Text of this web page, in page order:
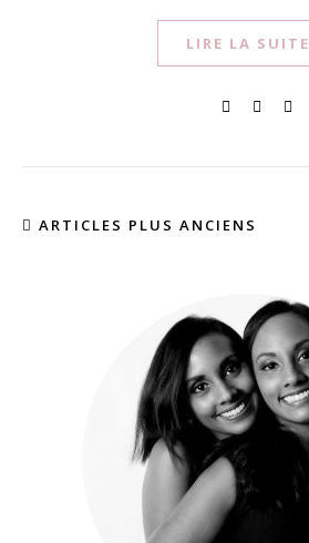
LIRE LA SUITE
ARTICLES PLUS ANCIENS